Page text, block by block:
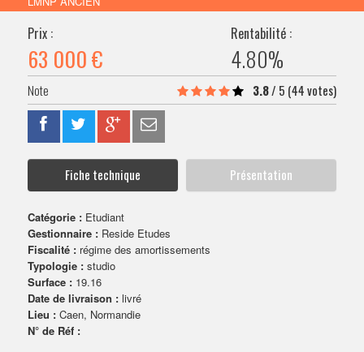
Prix :
63 000 €
Rentabilité :
4.80%
3.8/ 5 (44 votes)
Fiche technique Présentation
Catégorie :Etudiant
Gestionnaire :Reside Etudes
Fiscalité :régime des amortissements
Typologie :studio
Surface :19.16
Date de livraison :livré
Lieu :Caen, Normandie
N° de Réf :